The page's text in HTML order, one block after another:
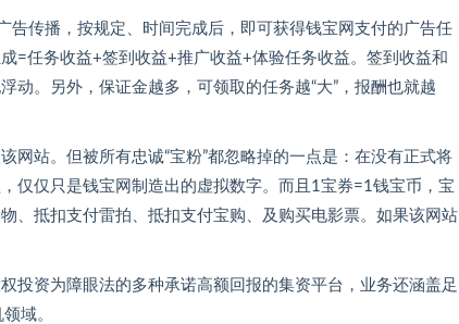
告传播，按规定、时间完成后，即可获得钱宝网支付的广告任
=任务收益+签到收益+推广收益+体验任务收益。签到收益和
动。另外，保证金越多，可领取的任务越“大”，报酬也就越
网站。但被所有忠诚“宝粉”都忽略掉的一点是：在没有正式将
仅仅只是钱宝网制造出的虚拟数字。而且1宝券=1钱宝币，宝
、抵扣支付雷拍、抵扣支付宝购、及购买电影票。如果该网站
投资为障眼法的多种承诺高额回报的集资平台，业务还涵盖足
域。